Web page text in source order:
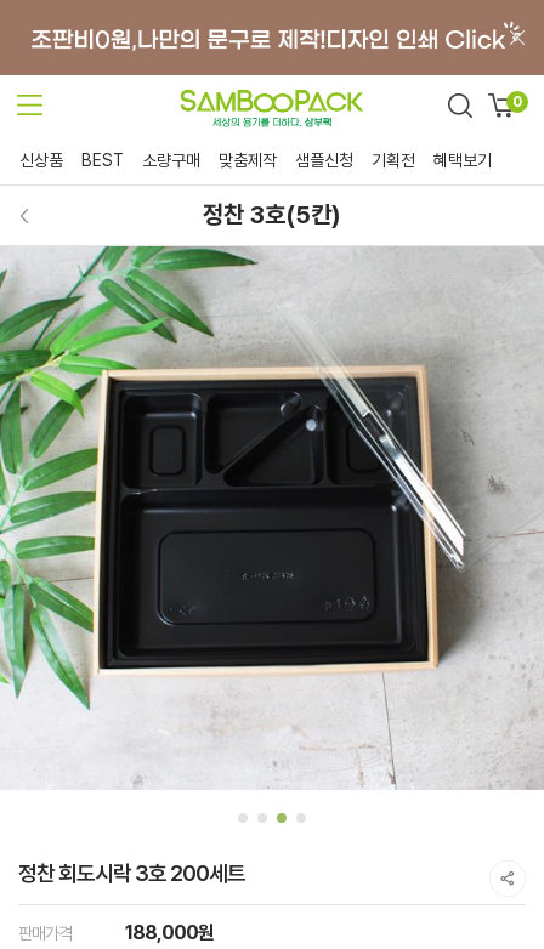
0
신상품 BEST 소량구매 맞춤제작 샘플신청 기획전 혜택보기
정찬 3호(5칸)
정찬 회도시락 3호 200세트
판매가격 188,000원